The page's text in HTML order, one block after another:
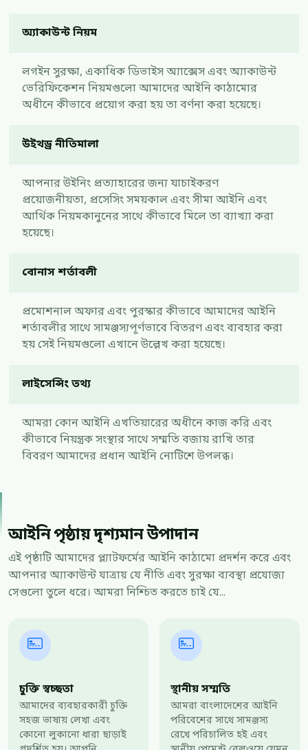
অ্যাকাউন্ট নিয়ম
লগইন সুরক্ষা, একাধিক ডিভাইস অ্যাক্সেস এবং অ্যাকাউন্ট
ভেরিফিকেশন নিয়মগুলো আমাদের আইনি কাঠামোর
অধীনে কীভাবে প্রয়োগ করা হয় তা বর্ণনা করা হয়েছে।
উইথড্র নীতিমালা
আপনার উইনিং প্রত্যাহারের জন্য যাচাইকরণ
প্রয়োজনীয়তা, প্রসেসিং সময়কাল এবং সীমা আইনি এবং
আর্থিক নিয়মকানুনের সাথে কীভাবে মিলে তা ব্যাখ্যা করা
হয়েছে।
বোনাস শর্তাবলী
প্রমোশনাল অফার এবং পুরস্কার কীভাবে আমাদের আইনি
শর্তাবলীর সাথে সামঞ্জস্যপূর্ণভাবে বিতরণ এবং ব্যবহার করা
হয় সেই নিয়মগুলো এখানে উল্লেখ করা হয়েছে।
লাইসেন্সিং তথ্য
আমরা কোন আইনি এখতিয়ারের অধীনে কাজ করি এবং
কীভাবে নিয়ন্ত্রক সংস্থার সাথে সম্মতি বজায় রাখি তার
বিবরণ আমাদের প্রধান আইনি নোটিশে উপলব্ধ।
আইনি পৃষ্ঠায় দৃশ্যমান উপাদান
এই পৃষ্ঠাটি আমাদের প্ল্যাটফর্মের আইনি কাঠামো প্রদর্শন করে এবং
আপনার অ্যাকাউন্ট যাত্রায় যে নীতি এবং সুরক্ষা ব্যবস্থা প্রযোজ্য
সেগুলো তুলে ধরে। আমরা নিশ্চিত করতে চাই যে...
চুক্তি স্বচ্ছতা
আমাদের ব্যবহারকারী চুক্তি
সহজ ভাষায় লেখা এবং
কোনো লুকানো ধারা ছাড়াই
স্থানীয় সম্মতি
আমরা বাংলাদেশের আইনি
পরিবেশের সাথে সামঞ্জস্য
রেখে পরিচালিত হই এবং